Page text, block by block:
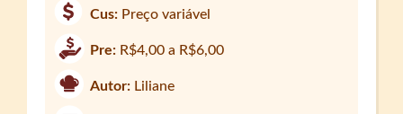
Cus: Preço variável
Pre: R$4,00 a R$6,00
Autor: Liliane